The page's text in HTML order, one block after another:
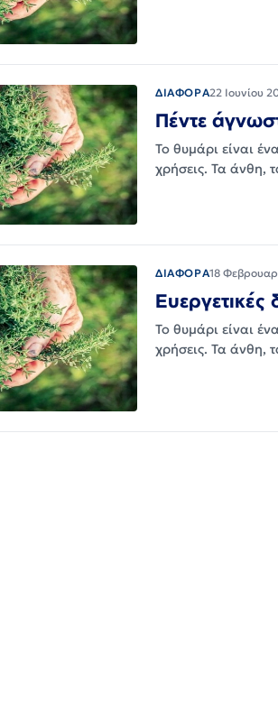
ΔΙΑΦΟΡΑ22 Ιουνίου
Πέντε
Το θυμάρι είναι
χρήσεις. Τα άνθη,
ΔΙΑΦΟΡΑ18
Το θυμάρι είναι
χρήσεις. Τα άνθη,